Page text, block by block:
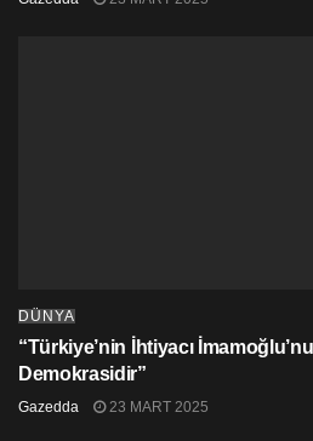
DÜNYA
“Türkiye’nin İhtiyacı
Demokrasidir”
Gazedda 23 MART 2025